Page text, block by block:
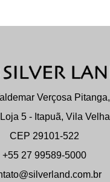
Verçosa Pitanga,
5 - Itapuã, Vila Velha
CEP 29101-522
+55 27 99589-5000